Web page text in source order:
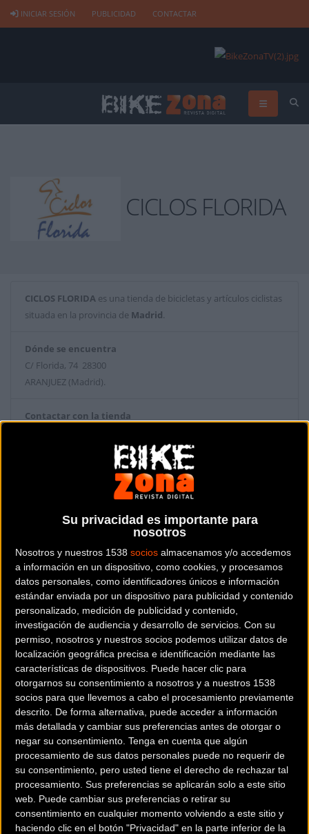
Su privacidad es importante para
nosotros
Nosotros y nuestros 1538 socios almacenamos y/o accedemos
a información en un dispositivo, como cookies, y procesamos
datos personales, como identificadores únicos e información
estándar enviada por un dispositivo para publicidad y contenido
personalizado, medición de publicidad y contenido,
investigación de audiencia y desarrollo de servicios. Con su
permiso, nosotros y nuestros socios podemos utilizar datos de
localización geográfica precisa e identificación mediante las
características de dispositivos. Puede hacer clic para
otorgarnos su consentimiento a nosotros y a nuestros 1538
socios para que llevemos a cabo el procesamiento previamente
descrito. De forma alternativa, puede acceder a información
más detallada y cambiar sus preferencias antes de otorgar o
negar su consentimiento. Tenga en cuenta que algún
procesamiento de sus datos personales puede no requerir de
su consentimiento, pero usted tiene el derecho de rechazar tal
procesamiento. Sus preferencias se aplicarán solo a este sitio
web. Puede cambiar sus preferencias o retirar su
consentimiento en cualquier momento volviendo a este sitio y
haciendo clic en el botón "Privacidad" en la parte inferior de la
INICIAR SESIÓN PUBLICIDAD CONTACTAR
CICLOS FLORIDA
CICLOS FLORIDA es una tienda de bicicletas y artículos ciclistas
situada en la provincia de Madrid.
Dónde se encuentra
C/ Florida, 74 28300
ARANJUEZ (Madrid).
Contactar con la tienda
Web y RRSS de la tienda
Terms of use © 1987–2026 HERE
200 km
¿Eres el propietario de esta tienda? Descubre cómohacerte tienda
Premium para llegar a más clientes.
Comercios Bz Premium